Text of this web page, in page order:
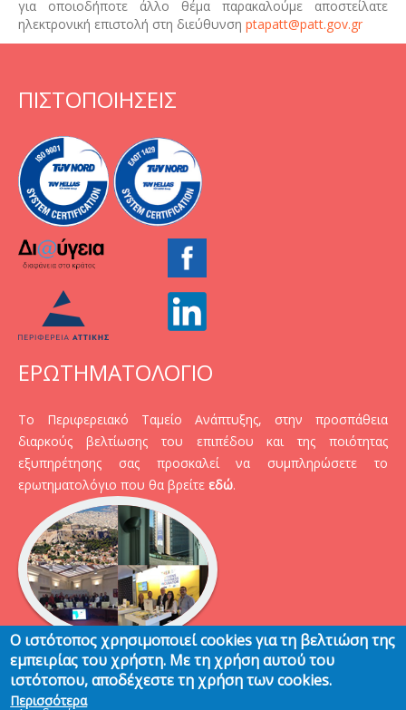
για οποιοδήποτε άλλο θέμα παρακαλούμε αποστείλατε
ηλεκτρονική επιστολή στη διεύθυνση ptapatt@patt.gov.gr
ΠΙΣΤΟΠΟΙΗΣΕΙΣ
ΕΡΩΤΗΜΑΤΟΛΟΓΙΟ
Το Περιφερειακό Ταμείο Ανάπτυξης, στην προσπάθεια
διαρκούς βελτίωσης του επιπέδου και της ποιότητας
εξυπηρέτησης σας προσκαλεί να συμπληρώσετε το
ερωτηματολόγιο που θα βρείτε εδώ.
Ο ιστότοπος χρησιμοποιεί cookies για τη βελτιώση της
εμπειρίας του χρήστη. Με τη χρήση αυτού του
ιστότοπου, αποδέχεστε τη χρήση των cookies.
Περισσότερα